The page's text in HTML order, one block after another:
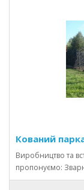
Кований
Виробництво та
пропонуємо: